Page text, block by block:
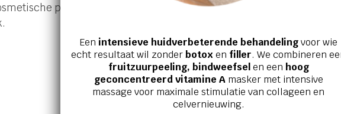
peeling met zure pH,
Een intensieve huidverbeterende behandelingvoor wie
echt resultaat wil zonderbotox en filler. We combineren
fruitzuurpeeling, bindweefselen een hoog
geconcentreerd vitamine Amasker met intensive
massage voor maximale stimulatie van collageen en
celvernieuwing.